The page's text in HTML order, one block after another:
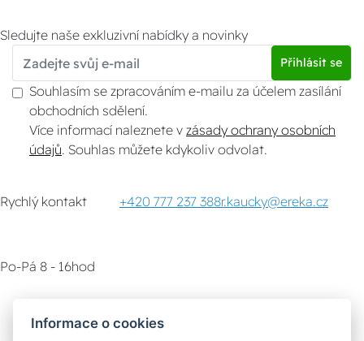
Sledujte naše exkluzivní nabídky a novinky
Přihlásit se
Souhlasím se zpracováním e-mailu za účelem zasílání
obchodních sdělení.
Více informací naleznete v zásady ochrany osobních
údajů . Souhlas můžete kdykoliv odvolat.
Rychlý kontakt +420 777 237 388r.kaucky@ereka.cz
Po-Pá 8 - 16hod
Informace o cookies